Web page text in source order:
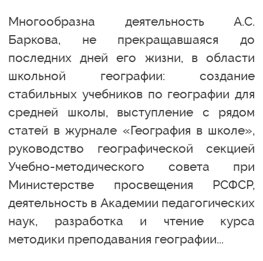
Многообразна деятельность А.С.
Баркова, не прекращавшаяся до
последних дней его жизни, в области
школьной географии: создание
стабильных учебников по географии для
средней школы, выступление с рядом
статей в журнале «География в школе»,
руководство географической секцией
Учебно-методического совета при
Министерстве просвещения РСФСР,
деятельность в Академии педагогических
наук, разработка и чтение курса
методики преподавания географии...